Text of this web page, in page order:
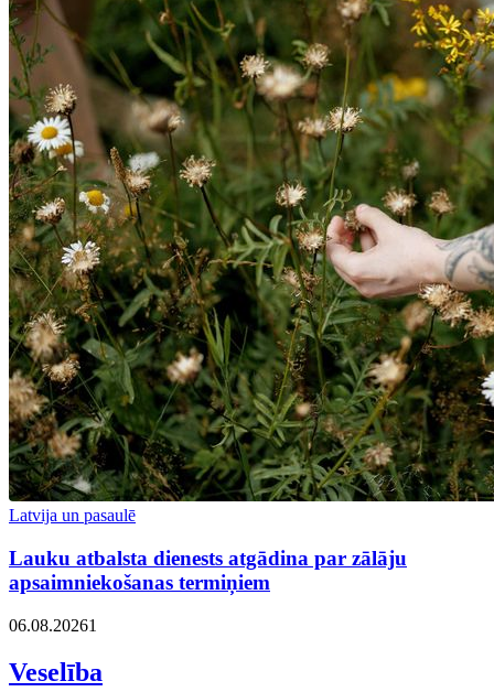
Latvija un pasaulē
Lauku atbalsta dienests atgādina par zālāju
apsaimniekošanas termiņiem
06.08.20261
Veselība